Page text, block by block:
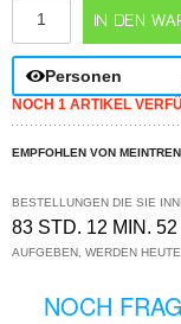
Personen
NOCH 1 ARTIKEL
EMPFOHLEN VON
BESTELLUNGEN DIE SIE
83 STD. 12 MIN.
AUFGEBEN, WERDEN
NOCH